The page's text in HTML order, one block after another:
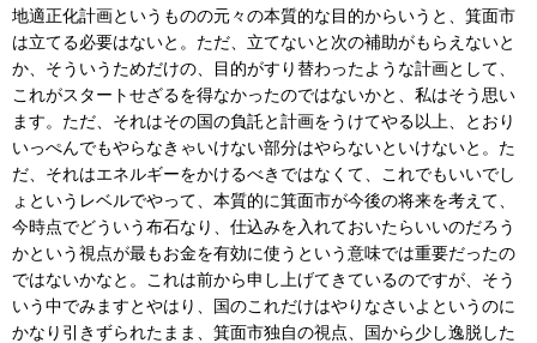
地適正化計画というものの元々の本質的な目的からいうと、箕面市
は立てる必要はないと。ただ、立てないと次の補助がもらえないと
か、そういうためだけの、目的がすり替わったような計画として、
これがスタートせざるを得なかったのではないかと、私はそう思い
ます。ただ、それはその国の負託と計画をうけてやる以上、とおり
いっぺんでもやらなきゃいけない部分はやらないといけないと。た
だ、それはエネルギーをかけるべきではなくて、これでもいいでし
ょというレベルでやって、本質的に箕面市が今後の将来を考えて、
今時点でどういう布石なり、仕込みを入れておいたらいいのだろう
かという視点が最もお金を有効に使うという意味では重要だったの
ではないかなと。これは前から申し上げてきているのですが、そう
いう中でみますとやはり、国のこれだけはやりなさいよというのに
かなり引きずられたまま、箕面市独自の視点、国から少し逸脱した